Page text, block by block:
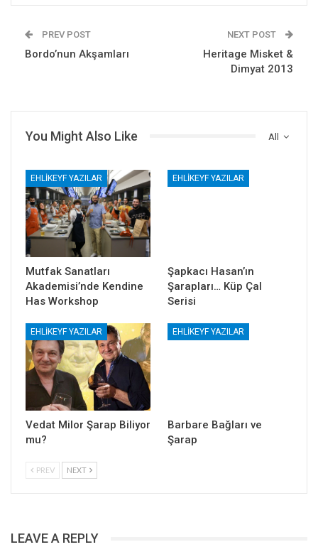
PREV POST
Bordo’nun Akşamları
NEXT POST
Heritage Misket &
Dimyat 2013
All
You Might Also Like
EHLIKEYF YAZILAR
Mutfak Sanatları
Akademisi’nde Kendine
Has Workshop
EHLIKEYF YAZILAR
Şapkacı Hasan’ın
Şarapları… Küp Çal
Serisi
EHLIKEYF YAZILAR
Vedat Milor Şarap Biliyor
mu?
EHLIKEYF YAZILAR
Barbare Bağları ve
Şarap
PREV NEXT
LEAVE A REPLY